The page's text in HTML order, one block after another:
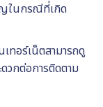
ญในกรณีที่เกิด
ทอร์เน็ตสามารถดู
วกต่อการติดตาม